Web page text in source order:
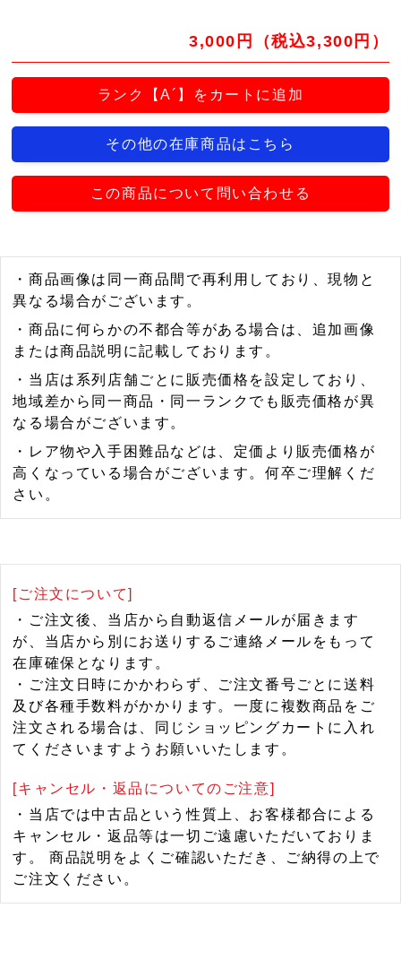
3,000円（税込3,300円）
ランク【A´】をカートに追加
その他の在庫商品はこちら
この商品について問い合わせる
・商品画像は同一商品間で再利用しており、現物と
異なる場合がございます。
・商品に何らかの不都合等がある場合は、追加画像
または商品説明に記載しております。
・当店は系列店舗ごとに販売価格を設定しており、
地域差から同一商品・同一ランクでも販売価格が異
なる場合がございます。
・レア物や入手困難品などは、定価より販売価格が
高くなっている場合がございます。何卒ご理解くだ
さい。
[ご注文について]
・ご注文後、当店から自動返信メールが届きます
が、当店から別にお送りするご連絡メールをもって
在庫確保となります。
・ご注文日時にかかわらず、ご注文番号ごとに送料
及び各種手数料がかかります。一度に複数商品をご
注文される場合は、同じショッピングカートに入れ
てくださいますようお願いいたします。
[キャンセル・返品についてのご注意]
・当店では中古品という性質上、お客様都合による
キャンセル・返品等は一切ご遠慮いただいておりま
す。 商品説明をよくご確認いただき、ご納得の上で
ご注文ください。